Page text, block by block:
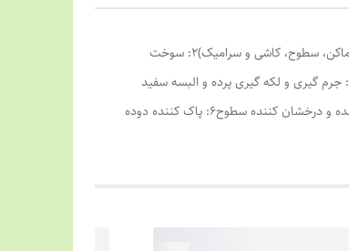
الکل صنعتی جهان آرارات با خلوص 99.9 درصد یکی از بهترین الکل های صنعتی و با کیفیت بازار است. موارد مصرف:1: ضد عفونی، جرم گیری و لکه گیری (اماکن، سطوح، کاشی و سرامیک)2: سوخت
چراغ های الکلی و آزمایشگاهی، مشتعل کننده ذغال، چوب و سایر موارد3: حلال چربیها و جرم گیری قطعات، ابزار و لوازم الکتریکی، کامپیوتر و ماشین آلات4: جرم گیری و لکه گیری پرده و البسه سفید
(مقداری از محتویات بطری را درون ماشین لباسشویی و یا در تشت آب ریخته و به آن مواد شوینده اضافه نموده و سپس اقدام به شستشو نمایید)5: جلادهنده و درخشان کننده سطوح6: پاک کننده دوده